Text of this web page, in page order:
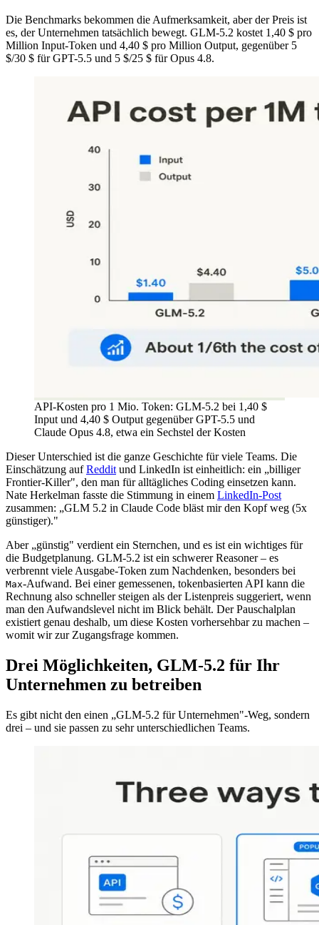
Die Benchmarks bekommen die Aufmerksamkeit, aber der Preis ist
es, der Unternehmen tatsächlich bewegt. GLM-5.2 kostet 1,40 $ pro
Million Input-Token und 4,40 $ pro Million Output, gegenüber 5
$/30 $ für GPT-5.5 und 5 $/25 $ für Opus 4.8.
API-Kosten pro 1 Mio. Token: GLM-5.2 bei 1,40 $
Input und 4,40 $ Output gegenüber GPT-5.5 und
Claude Opus 4.8, etwa ein Sechstel der Kosten
Dieser Unterschied ist die ganze Geschichte für viele Teams. Die
Einschätzung aufReddit und LinkedIn ist einheitlich: ein „billiger
Frontier-Killer", den man für alltägliches Coding einsetzen kann.
Nate Herkelman fasste die Stimmung in einem LinkedIn-Post
zusammen: „GLM 5.2 in Claude Code bläst mir den Kopf weg (5x
günstiger)."
Aber „günstig" verdient ein Sternchen, und es ist ein wichtiges für
die Budgetplanung. GLM-5.2 ist ein schwerer Reasoner – es
verbrennt viele Ausgabe-Token zum Nachdenken, besonders bei
Max-Aufwand. Bei einer gemessenen, tokenbasierten API kann die
Rechnung also schneller steigen als der Listenpreis suggeriert, wenn
man den Aufwandslevel nicht im Blick behält. Der Pauschalplan
existiert genau deshalb, um diese Kosten vorhersehbar zu machen –
womit wir zur Zugangsfrage kommen.
Drei Möglichkeiten, GLM-5.2 für Ihr
Unternehmen zu betreiben
Es gibt nicht den einen „GLM-5.2 für Unternehmen"-Weg, sondern
drei – und sie passen zu sehr unterschiedlichen Teams.